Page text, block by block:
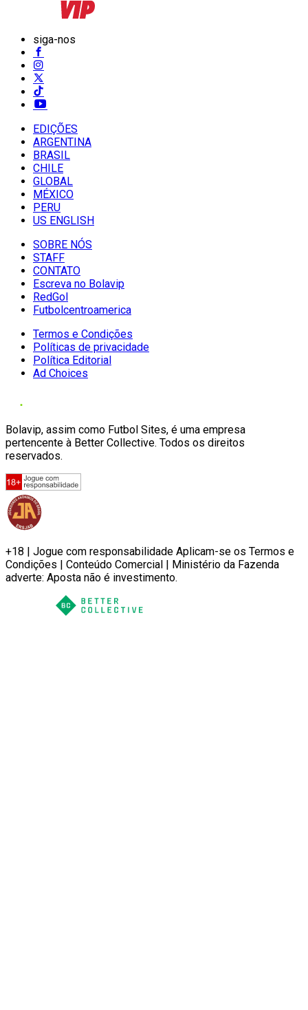
siga-nos
EDIÇÕES
ARGENTINA
BRASIL
CHILE
GLOBAL
MÉXICO
PERU
US ENGLISH
SOBRE NÓS
STAFF
CONTATO
Escreva no Bolavip
RedGol
Futbolcentroamerica
Termos e Condições
Políticas de privacidade
Política Editorial
Ad Choices
Bolavip, assim como Futbol Sites, é uma empresa
pertencente à Better Collective. Todos os direitos
reservados.
+18 | Jogue com responsabilidade Aplicam-se os Termos e
Condições | Conteúdo Comercial | Ministério da Fazenda
adverte: Aposta não é investimento.